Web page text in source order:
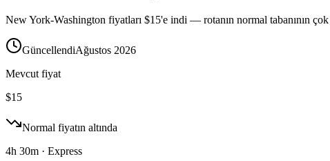
New York-Washington fiyatları $15'e indi — rotanın normal tabanının çok
GüncellendiAğustos 2026
Mevcut fiyat
$15
Normal fiyatın altında
4h 30m · Express